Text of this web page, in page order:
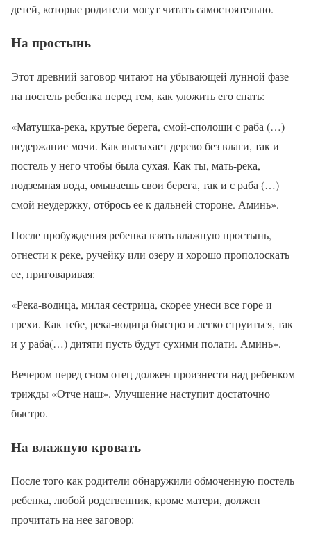
детей, которые родители могут читать самостоятельно.
На простынь
Этот древний заговор читают на убывающей лунной фазе
на постель ребенка перед тем, как уложить его спать:
«Матушка-река, крутые берега, смой-сполощи с раба (…)
недержание мочи. Как высыхает дерево без влаги, так и
постель у него чтобы была сухая. Как ты, мать-река,
подземная вода, омываешь свои берега, так и с раба (…)
смой неудержку, отбрось ее к дальней стороне. Аминь».
После пробуждения ребенка взять влажную простынь,
отнести к реке, ручейку или озеру и хорошо прополоскать
ее, приговаривая:
«Река-водица, милая сестрица, скорее унеси все горе и
грехи. Как тебе, река-водица быстро и легко струиться, так
и у раба(…) дитяти пусть будут сухими полати. Аминь».
Вечером перед сном отец должен произнести над ребенком
трижды «Отче наш». Улучшение наступит достаточно
быстро.
На влажную кровать
После того как родители обнаружили обмоченную постель
ребенка, любой родственник, кроме матери, должен
прочитать на нее заговор: